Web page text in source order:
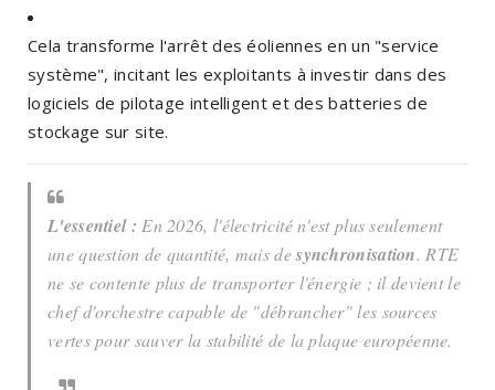
Cela transforme l'arrêt des éoliennes en un "service
système", incitant les exploitants à investir dans des
logiciels de pilotage intelligent et des batteries de
stockage sur site.
L'essentiel : En 2026, l'électricité n'est plus seulement
une question de quantité, mais desynchronisation. RTE
ne se contente plus de transporter l'énergie ; il devient le
chef d'orchestre capable de "débrancher" les sources
vertes pour sauver la stabilité de la plaque européenne.